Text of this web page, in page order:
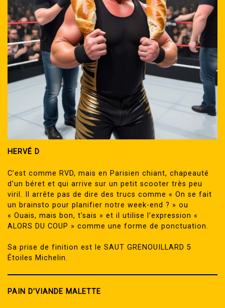
HERVÉ D
C’est comme RVD, mais en Parisien chiant, chapeauté
d’un béret et qui arrive sur un petit scooter très peu
viril. Il arrête pas de dire des trucs comme « On se fait
un brainsto pour planifier notre week-end ? » ou
« Ouais, mais bon, t’sais » et il utilise l’expression «
ALORS DU COUP » comme une forme de ponctuation.
Sa prise de finition est le SAUT GRENOUILLARD 5
Étoiles Michelin.
PAIN D’VIANDE MALETTE